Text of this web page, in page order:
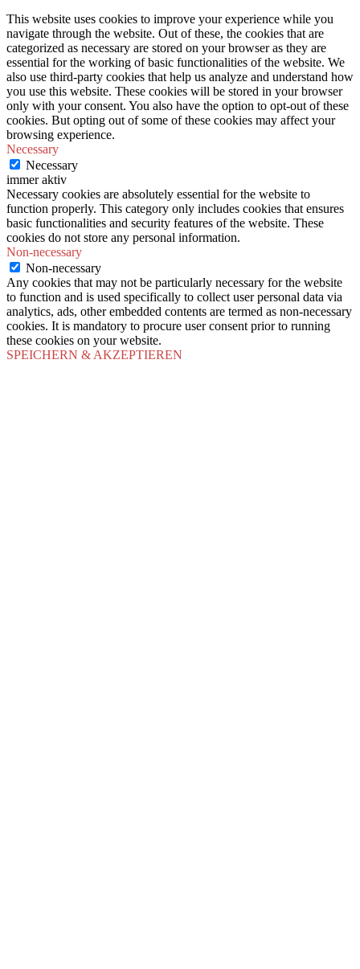
This website uses cookies to improve your experience while you
navigate through the website. Out of these, the cookies that are
categorized as necessary are stored on your browser as they are
essential for the working of basic functionalities of the website. We
also use third-party cookies that help us analyze and understand how
you use this website. These cookies will be stored in your browser
only with your consent. You also have the option to opt-out of these
cookies. But opting out of some of these cookies may affect your
browsing experience.
Necessary
Necessary
immer aktiv
Necessary cookies are absolutely essential for the website to
function properly. This category only includes cookies that ensures
basic functionalities and security features of the website. These
cookies do not store any personal information.
Non-necessary
Non-necessary
Any cookies that may not be particularly necessary for the website
to function and is used specifically to collect user personal data via
analytics, ads, other embedded contents are termed as non-necessary
cookies. It is mandatory to procure user consent prior to running
these cookies on your website.
SPEICHERN & AKZEPTIEREN